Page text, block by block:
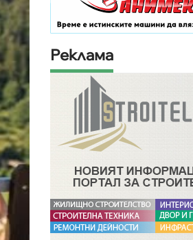
Реклама